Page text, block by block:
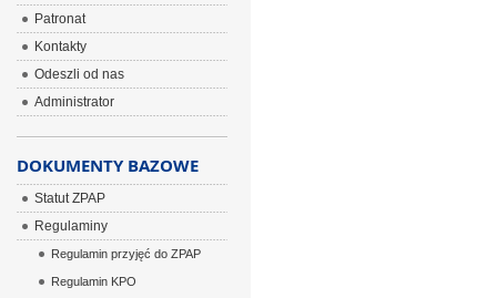
Patronat
Kontakty
Odeszli od nas
Administrator
DOKUMENTY BAZOWE
Statut ZPAP
Regulaminy
Regulamin przyjęć do ZPAP
Regulamin KPO